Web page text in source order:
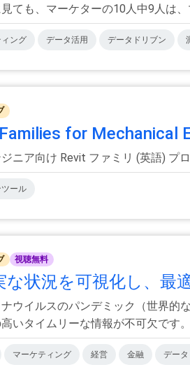
ても、マーケターの10人中9人は、
ング データ活用 データドリブン
for Mechanical
ニア向け Revit ファミリ (英語) プ
ール
視聴無料
な状況を可視化し、最
ウイルスのパンデミック（世界的
いタイムリーな情報が不可欠です
マーケティング 経営 金融 デー